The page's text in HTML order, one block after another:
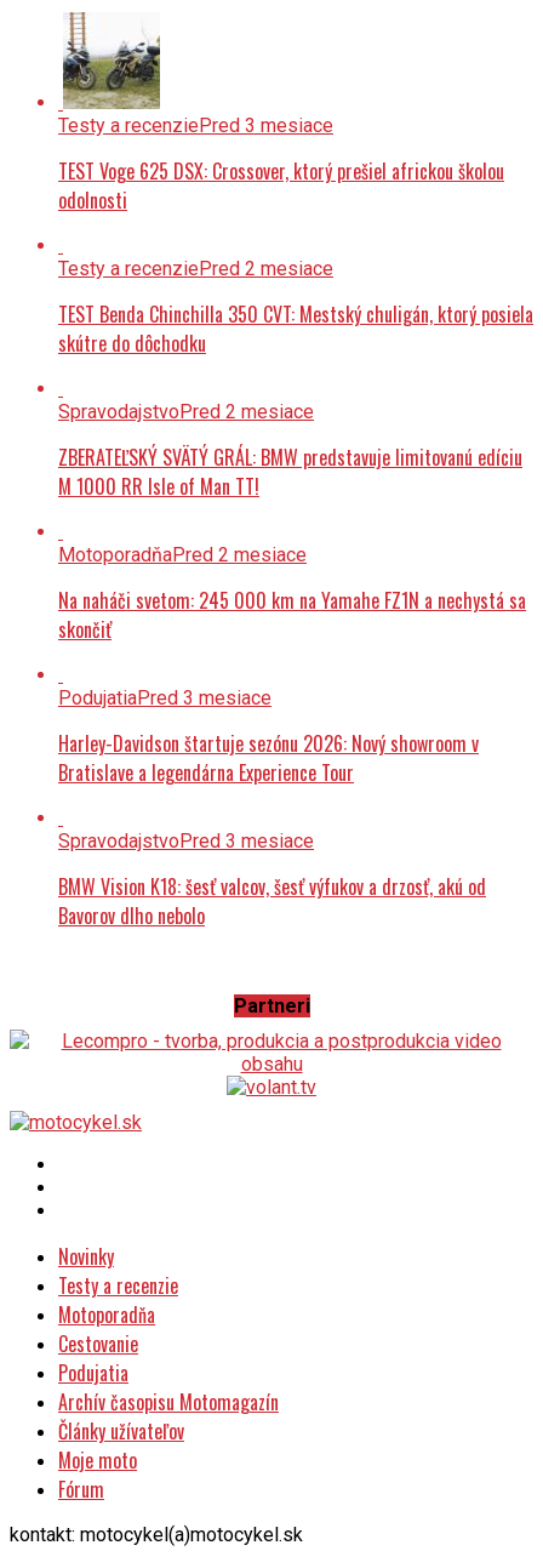
Testy a recenziePred 3 mesiace
TEST Voge 625 DSX: Crossover, ktorý prešiel africkou školou
odolnosti
Testy a recenziePred 2 mesiace
TEST Benda Chinchilla 350 CVT: Mestský chuligán, ktorý posiela
skútre do dôchodku
SpravodajstvoPred 2 mesiace
ZBERATEĽSKÝ SVÄTÝ GRÁL: BMW predstavuje limitovanú edíciu
M 1000 RR Isle of Man TT!
MotoporadňaPred 2 mesiace
Na naháči svetom: 245 000 km na Yamahe FZ1N a nechystá sa
skončiť
PodujatiaPred 3 mesiace
Harley-Davidson štartuje sezónu 2026: Nový showroom v
Bratislave a legendárna Experience Tour
SpravodajstvoPred 3 mesiace
BMW Vision K18: šesť valcov, šesť výfukov a drzosť, akú od
Bavorov dlho nebolo
Partneri
Novinky
Testy a recenzie
Motoporadňa
Cestovanie
Podujatia
Archív časopisu Motomagazín
Články užívateľov
Moje moto
Fórum
kontakt: motocykel(a)motocykel.sk